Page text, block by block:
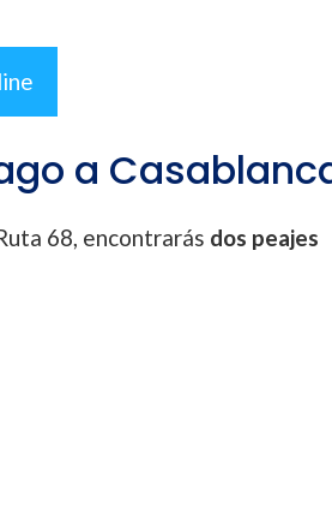
a
68, encontrarás dos peajes